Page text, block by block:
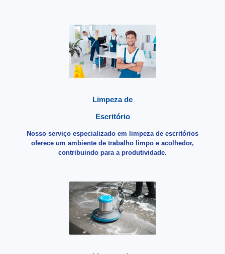
Limpeza de
Escritório
Nosso serviço especializado em limpeza de escritórios
oferece um ambiente de trabalho limpo e acolhedor,
contribuindo para a produtividade.